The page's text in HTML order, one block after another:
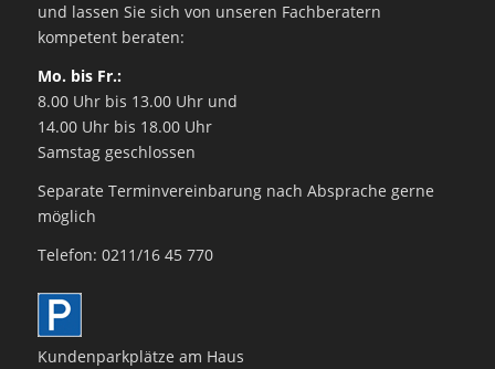
und lassen Sie sich von unseren Fachberatern
kompetent beraten:
Mo. bis Fr.:
8.00 Uhr bis 13.00 Uhr und
14.00 Uhr bis 18.00 Uhr
Samstag geschlossen
Separate Terminvereinbarung nach Absprache gerne
möglich
Telefon: 0211/16 45 770
Kundenparkplätze am Haus